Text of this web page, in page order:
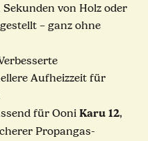
von Holz oder
– ganz ohne
Aufheizzeit für
für Ooni Karu 12,
Propangas-